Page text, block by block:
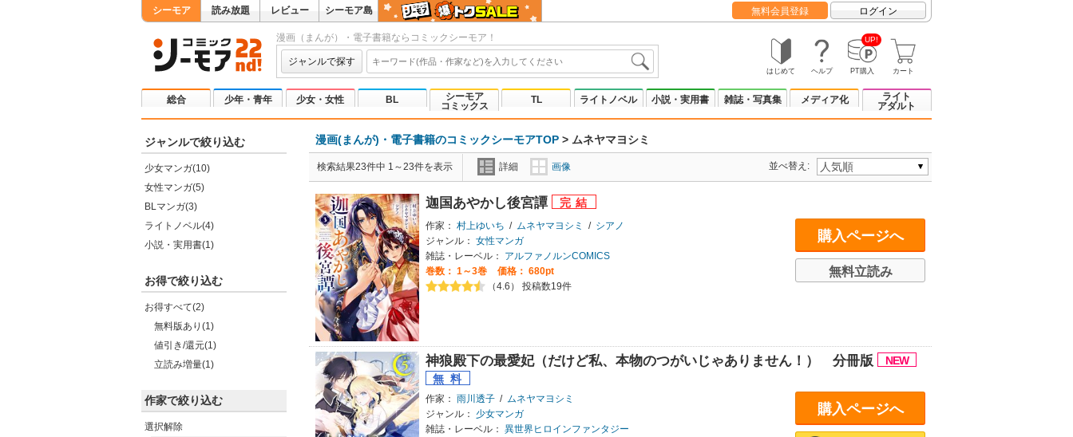
シーモア 読み放題 レビュー シーモア島 無料会員登録 ログイン
漫画（まんが）・電子書籍ならコミックシーモア！
ジャンルで探す
はじめて ヘルプ
UP!
PT購入 カート
総合 少年・青年 少女・女性 BL
シーモア
コミックス
TL ライトノベル 小説・実用書 雑誌・写真集 メディア化
ライト
アダルト
ジャンルで絞り込む
少女マンガ(10)
女性マンガ(5)
BLマンガ(3)
ライトノベル(4)
小説・実用書(1)
お得で絞り込む
お得すべて(2)
無料版あり(1)
値引き/還元(1)
立読み増量(1)
作家で絞り込む
選択解除
漫画(まんが)・電子書籍のコミックシーモアTOP > ムネヤマヨシミ
検索結果23件中 1～23件を表示 詳細 画像 並べ替え:
迦国あやかし後宮譚
作家： 村上ゆいち / ムネヤマヨシミ / シアノ
ジャンル： 女性マンガ
雑誌・レーベル：
アルファノルンCOMICS
巻数： 1～3巻
価格： 680pt
（4.6） 投稿数19件
購入ページへ
無料立読み
神狼殿下の最愛妃（だけど私、本物のつがいじゃありません！） 分冊版
作家： 雨川透子 / ムネヤマヨシミ
ジャンル：
少女マンガ
雑誌・レーベル： 異世界ヒロインファンタジー
購入ページへ